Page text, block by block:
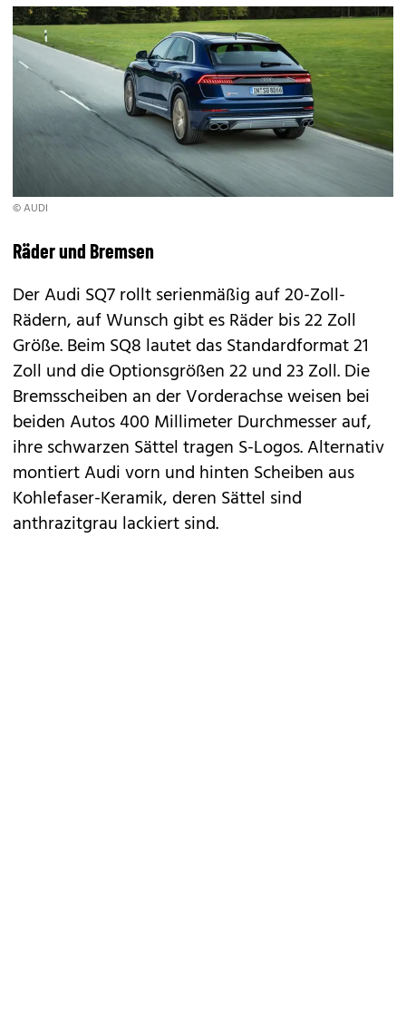
© AUDI
Räder und Bremsen
Der Audi SQ7 rollt serienmäßig auf 20-Zoll-
Rädern, auf Wunsch gibt es Räder bis 22 Zoll
Größe. Beim SQ8 lautet das Standardformat 21
Zoll und die Optionsgrößen 22 und 23 Zoll. Die
Bremsscheiben an der Vorderachse weisen bei
beiden Autos 400 Millimeter Durchmesser auf,
ihre schwarzen Sättel tragen S-Logos. Alternativ
montiert Audi vorn und hinten Scheiben aus
Kohlefaser-Keramik, deren Sättel sind
anthrazitgrau lackiert sind.